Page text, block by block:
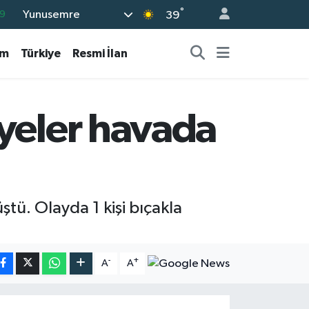
Yunusemre 39°
Türkiye Resmi İlan
havada
Olayda 1 kişi bıçakla
A- A+